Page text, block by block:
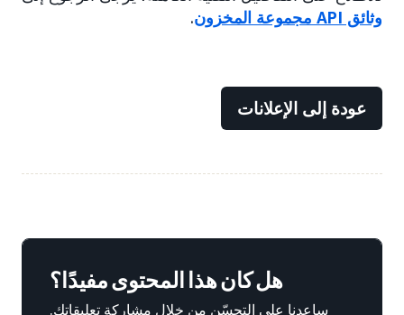
وثائق API مجموعة المخزون
.
عودة إلى الإعلانات
هل كان هذا المحتوى مفيدًا؟
ساعدنا على التحسّن من خلال مشاركة تعليقاتك.